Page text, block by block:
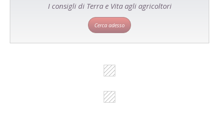
I consigli di Terra e Vita agli agricoltori
Cerca adesso